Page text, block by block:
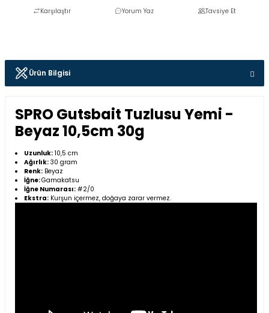
Karşılaştır Yorum Yaz Tavsiye Et
Ürün Bilgisi
SPRO Gutsbait Tuzlusu Yemi -
Beyaz 10,5cm 30g
Uzunluk: 10,5 cm
Ağırlık: 30 gram
Renk: Beyaz
İğne:Gamakatsu
İğne Numarası: #2/0
Ekstra: Kurşun içermez, doğaya zarar vermez.